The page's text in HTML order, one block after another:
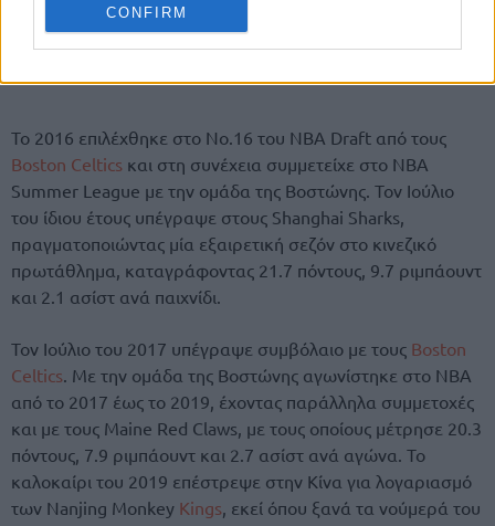
CONFIRM
Το 2016 επιλέχθηκε στο Νο.16 του NBA Draft από τους
Boston Celtics και στη συνέχεια συμμετείχε στο NBA
Summer League με την ομάδα της Βοστώνης. Τον Ιούλιο
του ίδιου έτους υπέγραψε στους Shanghai Sharks,
πραγματοποιώντας μία εξαιρετική σεζόν στο κινεζικό
πρωτάθλημα, καταγράφοντας 21.7 πόντους, 9.7 ριμπάουντ
και 2.1 ασίστ ανά παιχνίδι.
Τον Ιούλιο του 2017 υπέγραψε συμβόλαιο με τους Boston
Celtics . Με την ομάδα της Βοστώνης αγωνίστηκε στο NBA
από το 2017 έως το 2019, έχοντας παράλληλα συμμετοχές
και με τους Maine Red Claws, με τους οποίους μέτρησε 20.3
πόντους, 7.9 ριμπάουντ και 2.7 ασίστ ανά αγώνα. Το
καλοκαίρι του 2019 επέστρεψε στην Κίνα για λογαριασμό
των Nanjing Monkey Kings , εκεί όπου ξανά τα νούμερά του